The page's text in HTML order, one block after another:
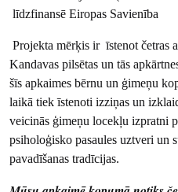
līdzfinansē Eiropas Savienība
Projekta mērķis ir īstenot četras
Kandavas pilsētas un tās
šīs apkaimes bērnu un ģimeņu
laikā tiek īstenoti izziņas un
veicinās ģimeņu locekļu izpratni
psiholoģisko pasaules uztveri un
pavadīšanas tradīcijas.